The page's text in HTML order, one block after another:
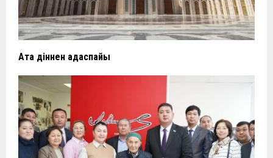
Ата діннен адаспайық